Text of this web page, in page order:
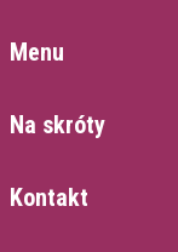
Menu
Na skróty
Kontakt